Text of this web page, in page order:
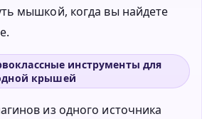
мышкой, когда вы найдете
инструменты для
крышей
из одного источника